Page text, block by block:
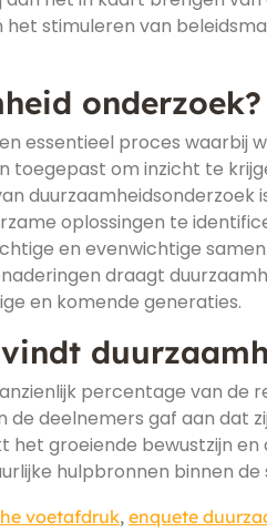
het stimuleren van
onderzoek?
essentieel proces waarbij
toegepast om inzicht te
oplossingen te
en evenwichtige
draagt
en komende generaties.
percentage van de
de deelnemers gaf aan dat
het groeiende bewustzijn
hulpbronnen binnen de
voetafdruk, enquete